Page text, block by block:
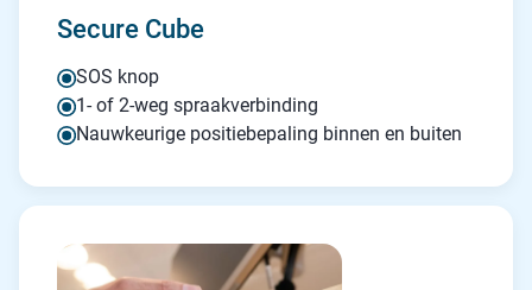
Secure Cube
SOS knop
1- of 2-weg spraakverbinding
Nauwkeurige positiebepaling binnen en buiten